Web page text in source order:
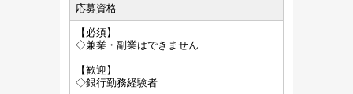
応募資格
【必須】
◇兼業・副業はできません
【歓迎】
◇銀行勤務経験者